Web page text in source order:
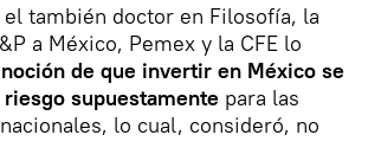
el también doctor en Filosofía, la
a México, Pemex y la CFE lo
de que invertir en México se
supuestamente para las
lo cual, consideró, no